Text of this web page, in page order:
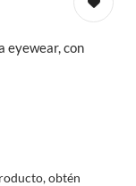
eyewear, con
obtén